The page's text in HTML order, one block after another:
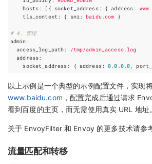
hosts: [ { socket_address: { address:
tls_context : { sni: baidu.com }
# 4. 管理
admin :
access_log_path:
/tmp/admin_access.log
address:
socket_address: { address: 0.0 .0.0,
以上示例是一个典型的示例配置文件，实现
www.baidu.com ，配置完成后通过请求
看到百度的主页，而无需使用真实 URL 地址
关于 EnvoyFilter 和 Envoy 的更多技术请参
流量匹配和转移